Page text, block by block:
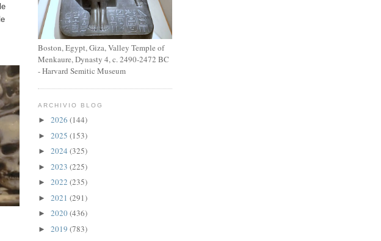
Boston, Egypt, Giza, Valley Temple of
Menkaure, Dynasty 4, c. 2490-2472 BC
- Harvard Semitic Museum
ARCHIVIO BLOG
► 2026 (144)
► 2025 (153)
► 2024 (325)
► 2023 (225)
► 2022 (235)
► 2021 (291)
► 2020(436)
► 2019 (783)